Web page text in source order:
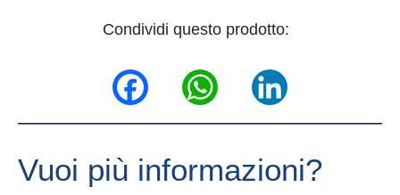
Condividi questo prodotto:
FacebookWhatsAppLinkedIn
Vuoi più informazioni?